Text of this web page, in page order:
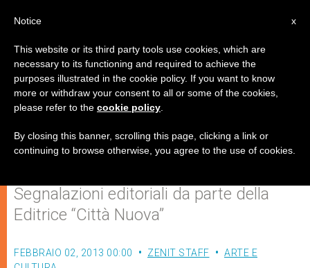
"Quando sono debole, è allora
che sono forte", una coedizione
per vivere la Quaresima 2013
Segnalazioni editoriali da parte della
Editrice “Città Nuova”
FEBBRAIO 02, 2013 00:00 ZENIT STAFF
ARTE E
x
Notice
This website or its third party tools use cookies, which are
necessary to its functioning and required to achieve the
purposes illustrated in the cookie policy. If you want to know
more or withdraw your consent to all or some of the cookies,
please refer to the cookie policy
By closing this banner, scrolling this page, clicking a link or
continuing to browse otherwise, you agree to the use of cookies.